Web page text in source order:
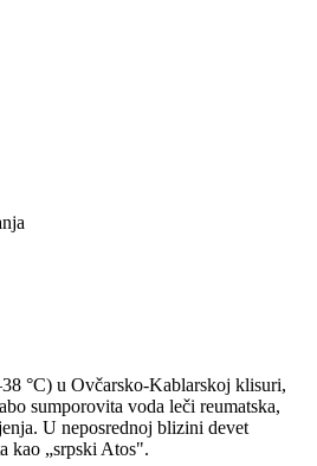
°C) u Ovčarsko-Kablarskoj klisuri,
sumporovita voda leči reumatska,
U neposrednoj blizini devet
kao „srpski Atos".